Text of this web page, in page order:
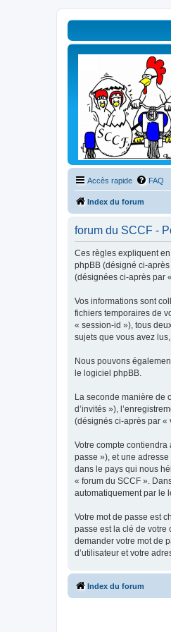
Accès rapide FAQ
Index du forum
forum du SCCF -
Ces règles expliquent
phpBB (désigné ci-
(désignées ci-après par
Vos informations sont
fichiers temporaires de
« session-id »), tous
sujets que vous avez
Nous pouvons
le logiciel phpBB.
La seconde manière de
d’invités »),
(désignés ci-après par «
Votre compte
passe »), et une
dans le pays qui nous
« forum du SCCF ».
automatiquement par le
Votre mot de passe est
passe est la clé de votre
demander votre mot de
d’utilisateur et votre
Index du forum